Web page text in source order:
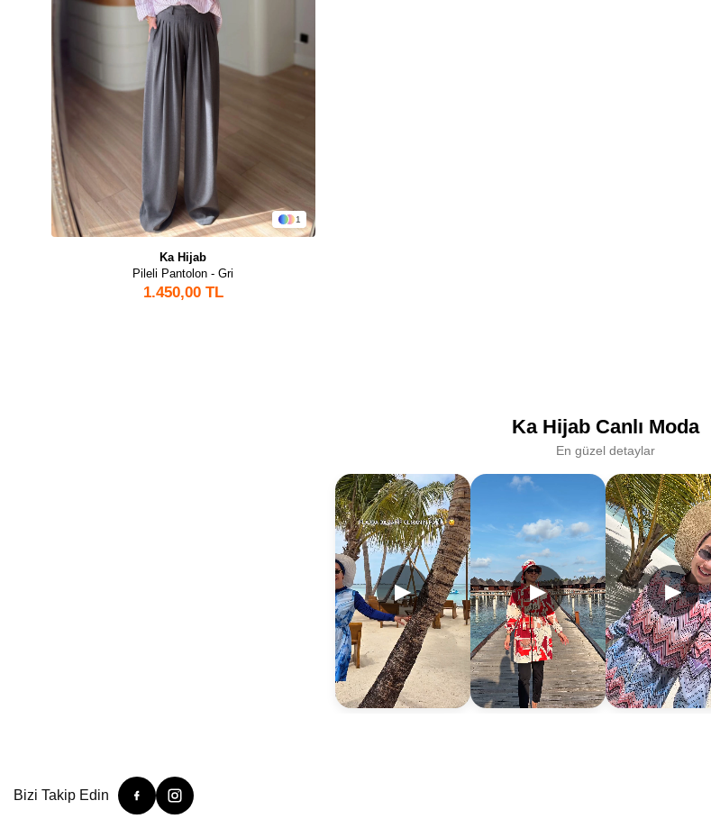
1
Ka Hijab
Pileli Pantolon - Gri
1.450,00 TL
Ka Hijab Canlı Moda
En güzel detaylar
▶ ▶ ▶
Bizi Takip Edin